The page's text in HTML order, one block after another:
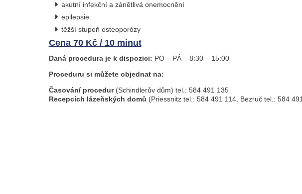
akutní infekční a zánětlivá onemocnění
epilepsie
těžší stupeň osteoporózy
Cena 70 Kč / 10 minut
Daná procedura je k dispozici: PO – PÁ 8:30 – 15:00
Proceduru si můžete objednat na:
Časování procedur(Schindlerův dům) tel.: 584 491 135
Recepcích lázeňských domů (Priessnitz tel.: 584 491 114, Bezruč tel.: 584